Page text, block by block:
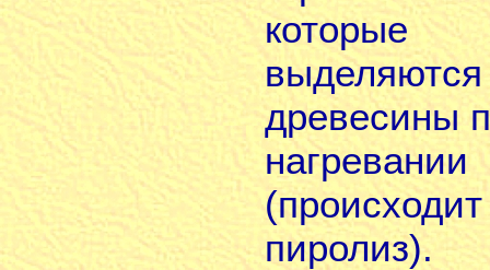
которые
выделяются
древесины
нагревании
(происходит
пиролиз).